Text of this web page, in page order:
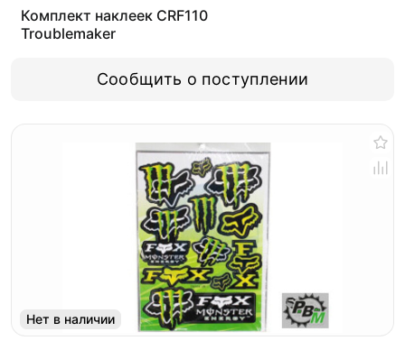
Комплект наклеек CRF110
Troublemaker
Сообщить о поступлении
Нет в наличии